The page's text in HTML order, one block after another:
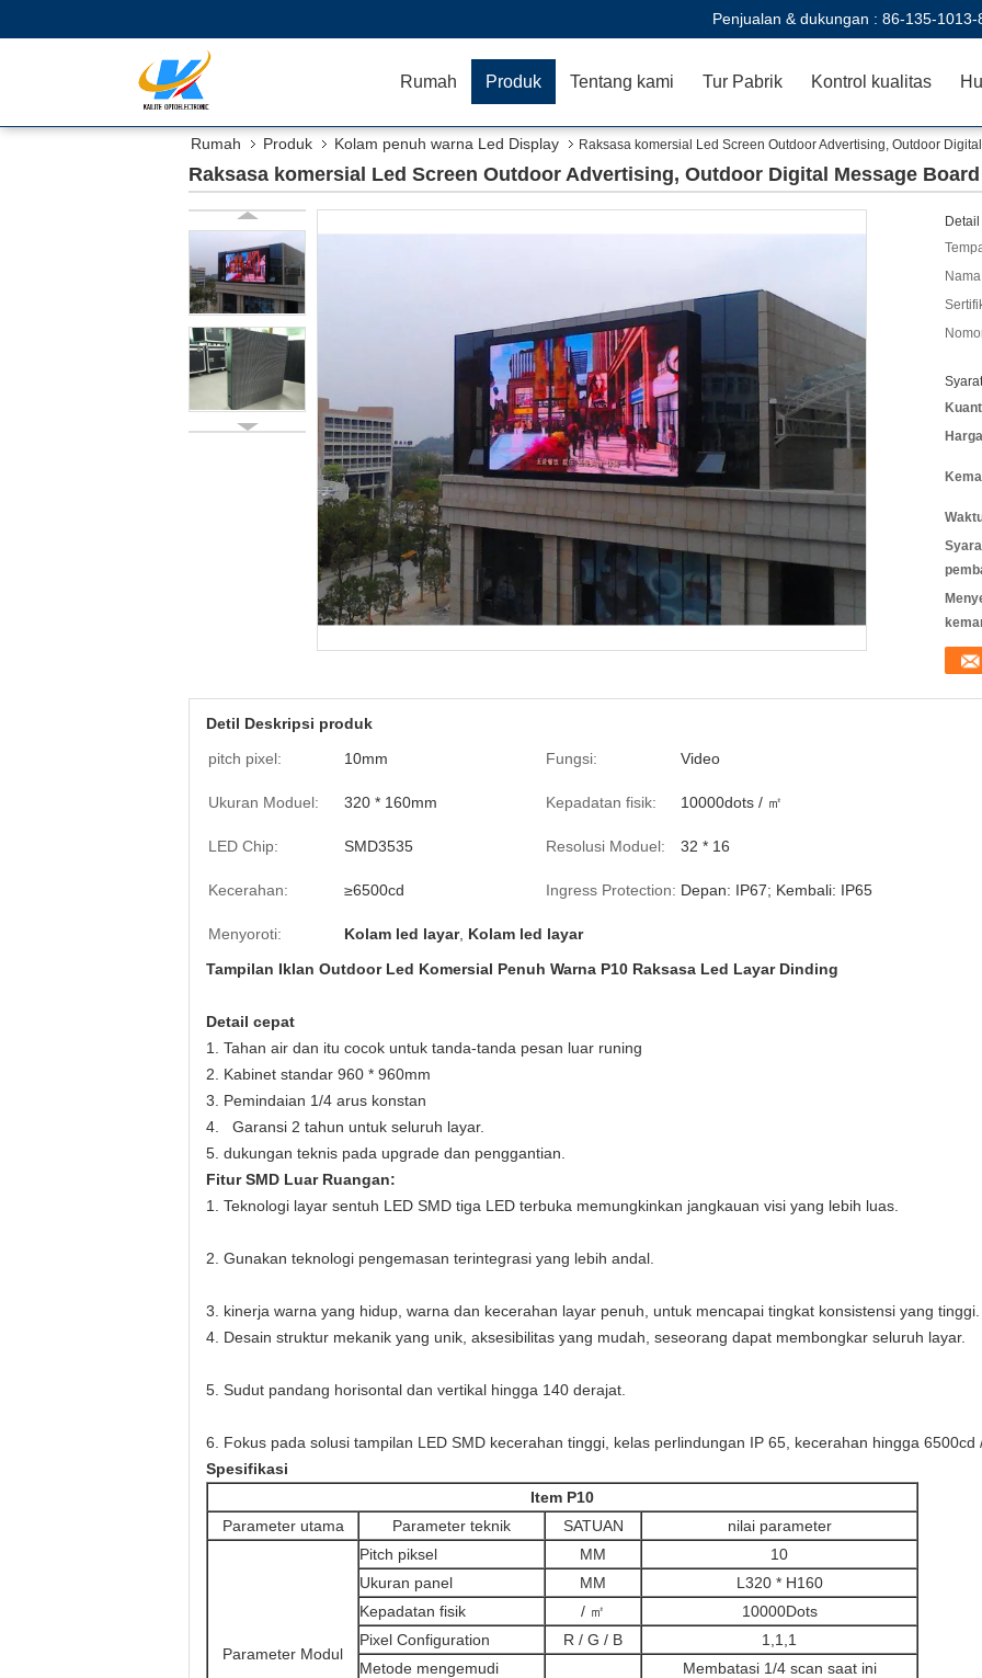
Penjualan & dukungan : 86-135-1013-
Rumah Produk Tentang kami Tur Pabrik Kontrol kualitas
Rumah Produk Kolam penuh warna Led Display Raksasa komersial Led Screen Outdoor Advertising, Outdoor
Raksasa komersial Led Screen Outdoor Advertising, Outdoor Digital Message
Detil Deskripsi produk
pitch pixel:
10mm Fungsi: Video
Ukuran Moduel: 320 * 160mm Kepadatan fisik: 10000dots / ㎡
LED Chip: SMD3535 Resolusi Moduel: 32 * 16
Kecerahan: ≥6500cd Ingress Protection: Depan: IP67; Kembali: IP65
Menyoroti: Kolam led layar, Kolam led layar
Tampilan Iklan Outdoor Led Komersial Penuh Warna P10 Raksasa Led Layar Dinding
Detail cepat
1. Tahan air dan itu cocok untuk tanda-tanda pesan luar runing
2. Kabinet standar 960 * 960mm
3. Pemindaian 1/4 arus konstan
4.
Garansi 2 tahun untuk seluruh layar.
5. dukungan teknis pada upgrade dan penggantian.
Fitur SMD Luar Ruangan:
1. Teknologi layar sentuh LED SMD tiga LED terbuka memungkinkan jangkauan visi yang lebih luas.
2. Gunakan teknologi pengemasan terintegrasi yang lebih andal.
3. kinerja warna yang hidup, warna dan kecerahan layar penuh, untuk mencapai tingkat konsistensi yang tinggi.
4. Desain struktur mekanik yang unik, aksesibilitas yang mudah, seseorang dapat membongkar seluruh layar.
5. Sudut pandang horisontal dan vertikal hingga 140 derajat.
6. Fokus pada solusi tampilan LED SMD kecerahan tinggi, kelas perlindungan IP 65, kecerahan hingga 6500cd
Spesifikasi
Item P10
Parameter utama
Parameter teknik SATUAN nilai parameter
Parameter Modul
Pitch piksel MM
10
Ukuran panel
MM
L320 * H160
Kepadatan fisik
/ ㎡
10000Dots
Pixel Configuration
R / G / B
1,1,1
Metode mengemudi
Membatasi 1/4 scan saat ini